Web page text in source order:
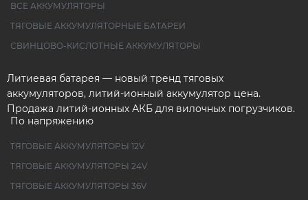
ВСЕ АККУМУЛЯТОРЫ
ТЯГОВЫЕ АККУМУЛЯТОРНЫЕ БАТАРЕИ
СВИНЦОВО-КИСЛОТНЫЕ АККУМУЛЯТОРЫ
Литиевая батарея — новый тренд тяговых
аккумуляторов, литий-ионный аккумулятор цена.
Продажа литий-ионных АКБ для вилочных погрузчиков.
По напряжению
ТЯГОВЫЕ АККУМУЛЯТОРЫ 12V
ТЯГОВЫЕ АККУМУЛЯТОРЫ 24V
ТЯГОВЫЕ АККУМУЛЯТОРЫ 36V